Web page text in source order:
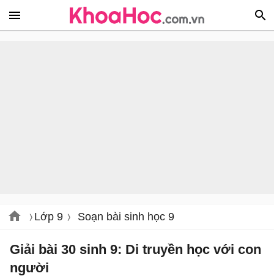
Lớp 9 Soạn bài sinh học 9
Giải bài 30 sinh 9: Di truyền học với con
người